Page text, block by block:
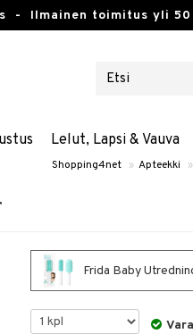
- Ilmainen toimitus yli
Lelut, Lapsi & Vauva
Shopping4net » Apteekki »
Frida Baby